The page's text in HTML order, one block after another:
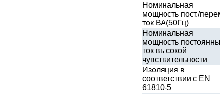
Номинальная
мощность пост./
ток ВА(50Гц)
Номинальная
мощность
ток высокой
чувствительности
Изоляция в
соответствии с EN
61810-5